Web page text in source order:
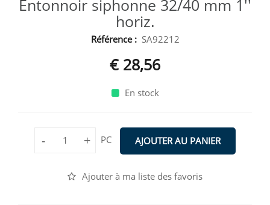
Entonnoir siphonne 32/40 mm 1''
horiz.
Référence : SA92212
€ 28,56
En stock
- + PC AJOUTER AU PANIER
Ajouter à ma liste des favoris